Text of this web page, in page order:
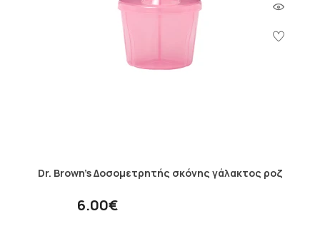
Dr. Brown's Δοσομετρητής σκόνης γάλακτος ροζ
6.00€